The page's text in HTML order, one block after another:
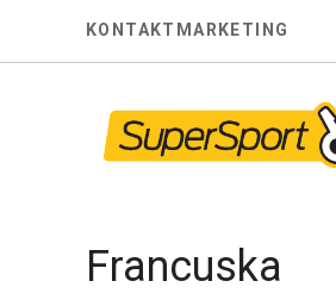
KONTAKT MARKETING
Francuska